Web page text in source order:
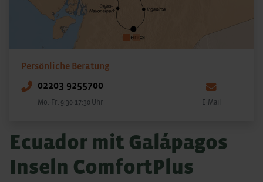
Persönliche Beratung
02203 9255700
Mo.-Fr. 9:30-17:30 Uhr E-Mail
Ecuador mit Galápagos
Inseln ComfortPlus